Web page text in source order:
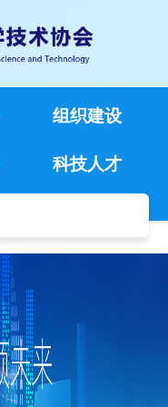
组织建设
科技人才